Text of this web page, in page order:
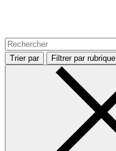
Trier par Filtrer par rubrique